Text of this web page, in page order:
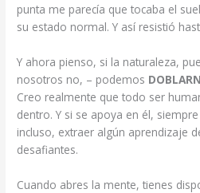
punta me parecía que tocaba el
su estado normal. Y así resistió
Y ahora pienso, si la naturaleza,
nosotros no, – podemos
Creo realmente que todo ser
dentro. Y si se apoya en él,
incluso, extraer algún aprendizaje
desafiantes.
Cuando abres la mente, tienes